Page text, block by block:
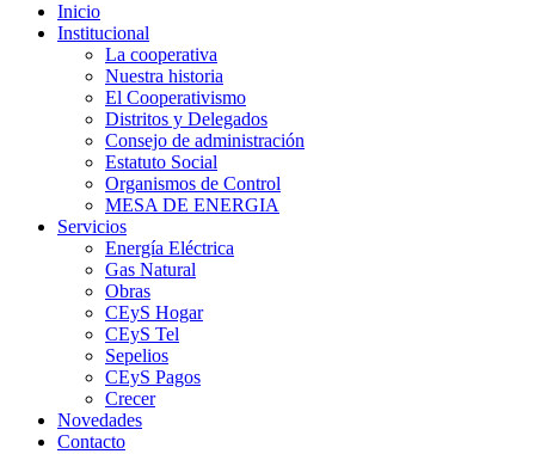
Inicio
Institucional
La cooperativa
Nuestra historia
El Cooperativismo
Distritos y Delegados
Consejo de administración
Estatuto Social
Organismos de Control
MESA DE ENERGIA
Servicios
Energía Eléctrica
Gas Natural
Obras
CEyS Hogar
CEyS Tel
Sepelios
CEyS Pagos
Crecer
Novedades
Contacto